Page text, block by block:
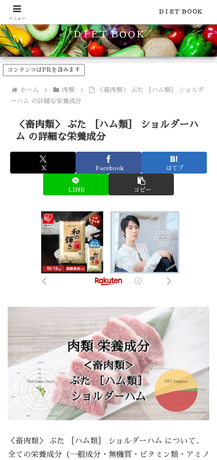
食品のカロリーや糖質などの栄養素がわかる！健康やダイエットに
ＤＩＥＴ ＢＯＯＫ
コンテンツはPRを含みます
ホーム 肉類
＜畜肉類＞ ぶた ［ハム類］ ショルダ
ーハム の詳細な栄養成分
＜畜肉類＞ ぶた ［ハム類］ ショルダーハ
ム の詳細な栄養成分
X Facebook はてブ
LINE コピー
＜畜肉類＞ ぶた ［ハム類］ ショルダーハム について、
全ての栄養成分（一般成分・無機質・ビタミン類・アミノ
メニュー
ＤＩＥＴ ＢＯＯＫ